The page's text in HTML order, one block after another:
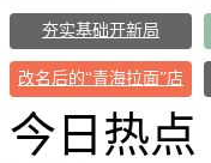
夯实基础开新局
改名后的“青海拉面”店
今日热点